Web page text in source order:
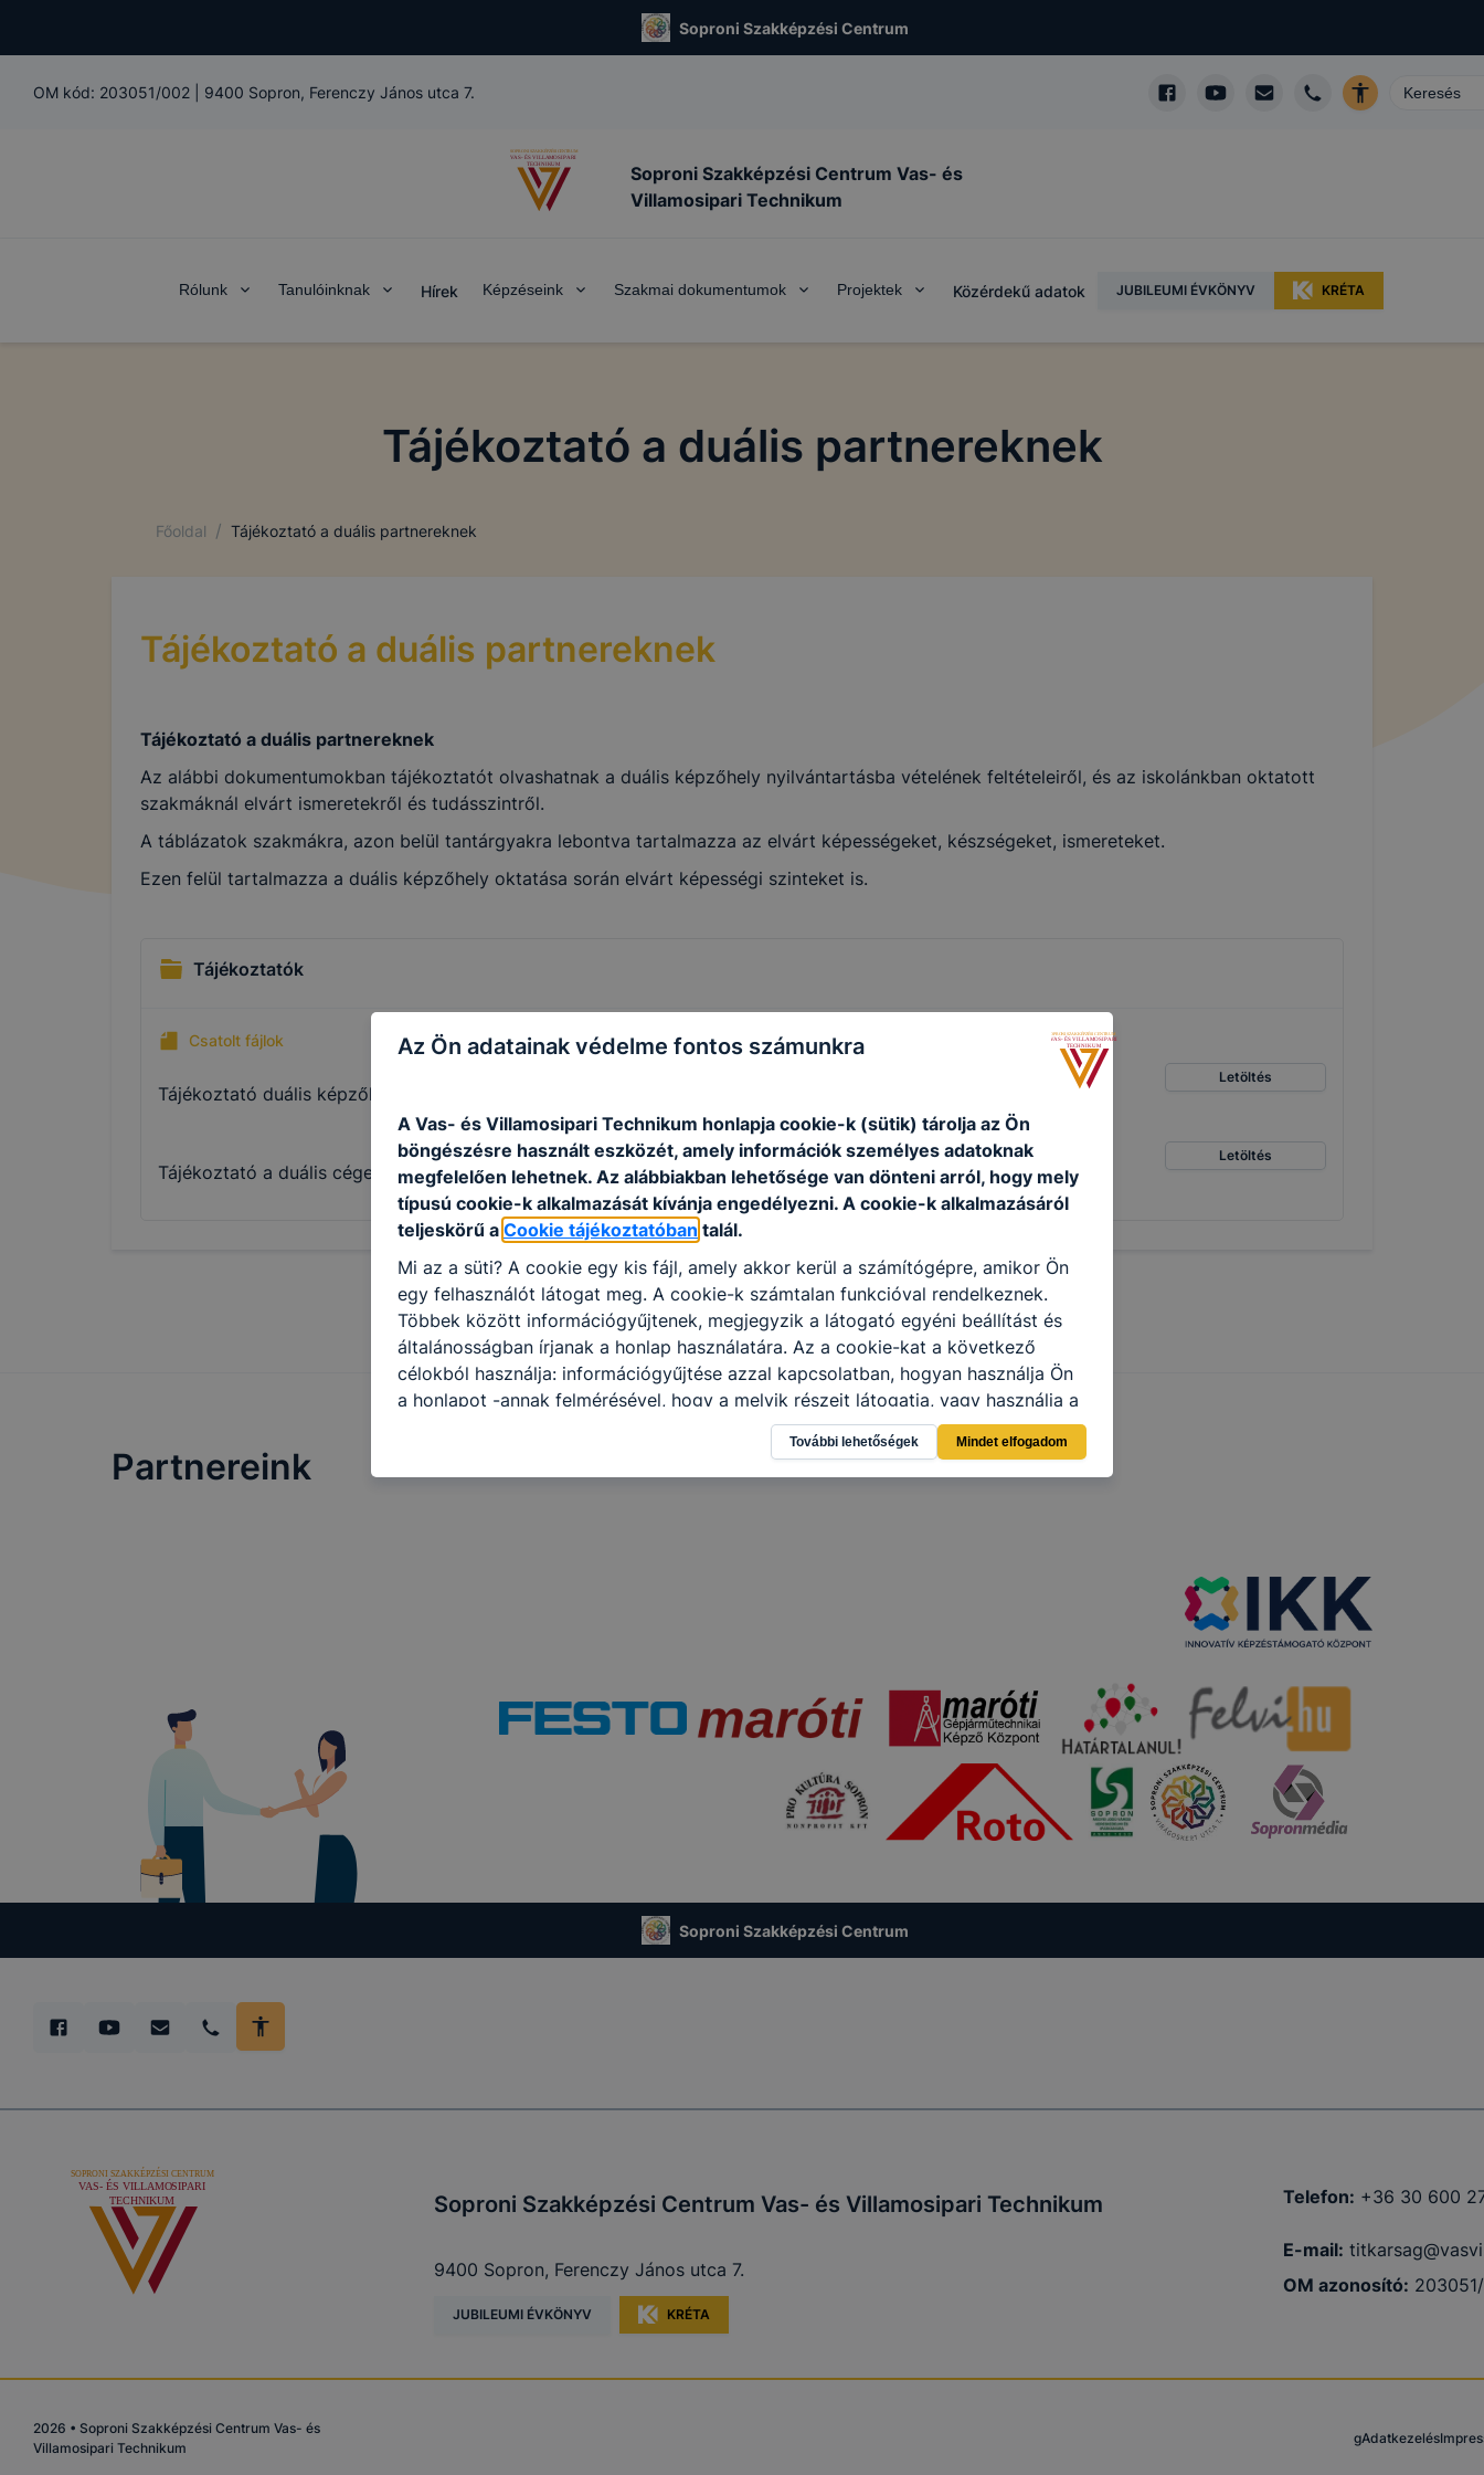
Soproni Szakképzési Centrum
OM kód: 203051/002 9400 Sopron, Ferenczy János utca 7.
Soproni Szakképzési Centrum Vas- és
Villamosipari Technikum
Rólunk Tanulóinknak Hírek Képzéseink Szakmai dokumentumok Projektek Közérdekű adatok JUBILEUMI ÉVKÖNYV KRÉTA
Tájékoztató a duális partnereknek
Főoldal / Tájékoztató a duális partnereknek
Tájékoztató a duális partnereknek
Tájékoztató a duális partnereknek
Az alábbi dokumentumokban tájékoztatót olvashatnak a duális képzőhely nyilvántartásba vételének feltételeiről, és az iskolánkban oktatott
szakmáknál elvárt ismeretekről és tudásszintről.
A táblázatok szakmákra, azon belül tantárgyakra lebontva tartalmazza az elvárt képességeket, készségeket, ismereteket.
Ezen felül tartalmazza a duális képzőhely oktatása során elvárt képességi szinteket is.
Tájékoztatók
Csatolt fájlok
Tájékoztató duális képzőhely nyilvántartásba vételének feltételeiről
Letöltés
Tájékoztató a duális cégektől elvárt tartalmi szintről
Letöltés
Partnereink
Soproni Szakképzési Centrum
Soproni Szakképzési Centrum Vas- és Villamosipari Technikum
9400 Sopron, Ferenczy János utca 7.
JUBILEUMI ÉVKÖNYV KRÉTA
Telefon: +36 30 600
E-mail:
OM azonosító:
2026 • Soproni Szakképzési Centrum Vas- és
Villamosipari Technikum
gAdatkezelés
Az Ön adatainak védelme fontos számunkra
A Vas- és Villamosipari Technikum honlapja cookie-k (sütik) tárolja az Ön
böngészésre használt eszközét, amely információk személyes adatoknak
megfelelően lehetnek. Az alábbiakban lehetősége van dönteni arról, hogy mely
típusú cookie-k alkalmazását kívánja engedélyezni. A cookie-k alkalmazásáról
teljeskörű a Cookie tájékoztatóban talál.
Mi az a süti? A cookie egy kis fájl, amely akkor kerül a számítógépre, amikor Ön
egy felhasználót látogat meg. A cookie-k számtalan funkcióval rendelkeznek.
Többek között információgyűjtenek, megjegyzik a látogató egyéni beállítást és
általánosságban írjanak a honlap használatára. Az a cookie-kat a következő
célokból használja: információgyűjtése azzal kapcsolatban, hogyan használja Ön
a honlapot -annak felmérésével, hogy a melyik részeit látogatja, vagy használja a
legjobban, így megtudhatjuk, hogyan biztosítjuk Önnek még jobb felhasználói
élményt, ha ismét meglátogatja oldalunkat, honlap fejlesztése.
Hogyan
ellenőrizheti és hogyan tudja kikapcsolni a cookie-kat?Minden modern böngésző
További lehetőségek Mindet elfogadom